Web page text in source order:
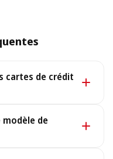
cartes de crédit
débit.
de